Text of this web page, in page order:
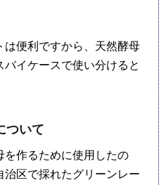
は便利ですから、天然酵母
イケースで使い分けると
ついて
を作るために使用したの
区で採れたグリーンレー